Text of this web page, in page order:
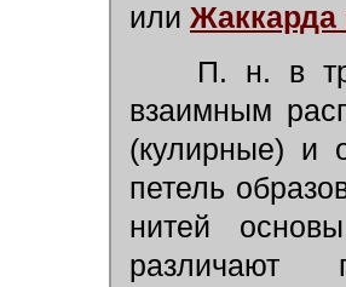
или
П. н. в
взаимным
(кулирные) и
петель
нитей